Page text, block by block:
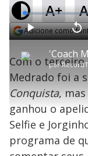
A+
Adicione como
por
P V
t
a
r
0
e
g
n
d
o
L
o
a
d
e
:
1
.
6
6
%
Com o
Medrado foi a
Conquista,
ganhou o
Selfie e
programa de